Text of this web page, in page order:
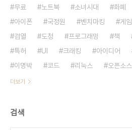
무료 노트북 소녀시대 화폐
아이폰
국정원 벤치마킹 게임
검열
도청 프로그래밍 책
특허
UI 크래킹 아이디어
이명박
코드 리눅스 오픈소스
더보기
검색